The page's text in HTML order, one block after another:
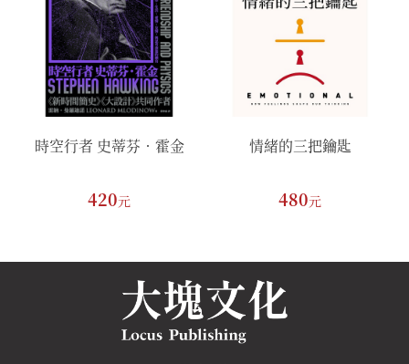
時空行者 史蒂芬．霍金
420元
情緒的三把鑰匙
480元